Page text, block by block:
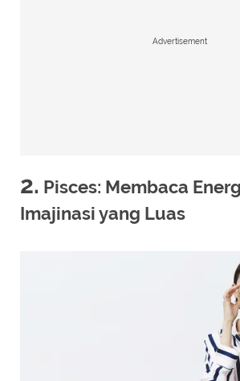
Advertisement
2. Pisces: Membaca
Imajinasi yang Luas